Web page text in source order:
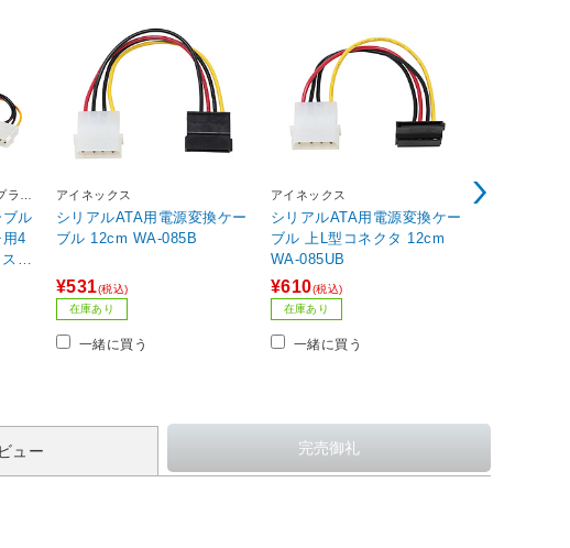
ラ
ル
4
、
アイネックス
シリアルATA用電源変換ケー
ブル 12cm WA-085B
¥531(税込)
在庫あり
一緒に買う
アイネックス
シリアルATA用電源変換ケー
ブル 上L型コネクタ 12cm
WA-085UB
¥610(税込)
在庫あり
一緒に買う
Logitec(ロジ
ュー